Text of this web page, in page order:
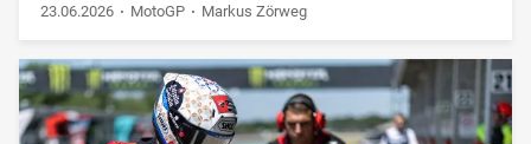
23.06.2026 MotoGP Markus Zörweg